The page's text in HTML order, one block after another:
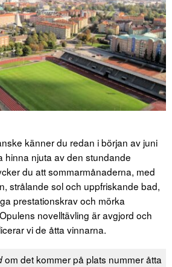
känner du redan i början av juni
hinna njuta av den stundande
du att sommarmånaderna, med
strålande sol och uppfriskande bad,
prestationskrav och mörka
novelltävling är avgjord och
vi de åtta vinnarna.
om det kommer på plats nummer åtta